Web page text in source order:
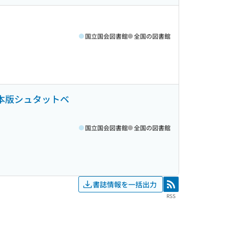
国立国会図書館 全国の図書館
版シュタットベ
国立国会図書館 全国の図書館
書誌情報を一括出力 RSS
RSS